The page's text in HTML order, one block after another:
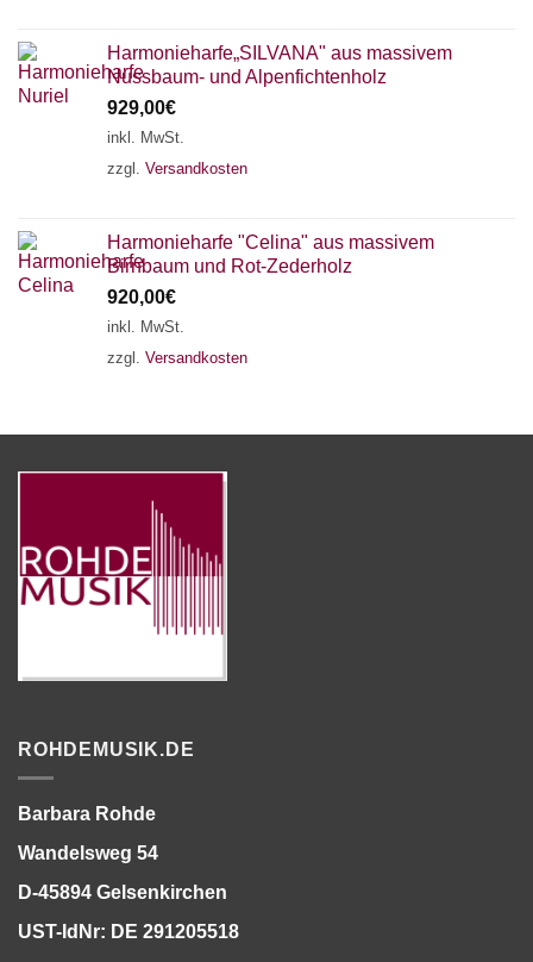
Harmonieharfe„SILVANA" aus massivem
Nussbaum- und Alpenfichtenholz
929,00€
inkl. MwSt.
zzgl. Versandkosten
Harmonieharfe "Celina" aus massivem
Birnbaum und Rot-Zederholz
920,00€
inkl. MwSt.
zzgl. Versandkosten
ROHDEMUSIK.DE
Barbara Rohde
Wandelsweg 54
D-45894 Gelsenkirchen
UST-IdNr: DE 291205518